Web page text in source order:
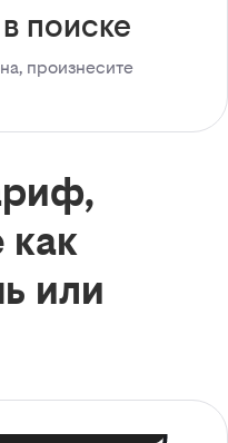
поиске
произнесите
как
или